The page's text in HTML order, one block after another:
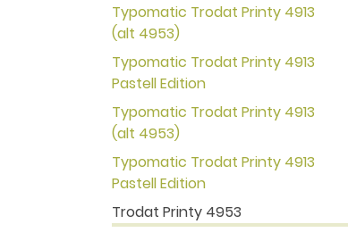
Typomatic Trodat Printy 4913
(alt 4953)
Typomatic Trodat Printy 4913
Pastell Edition
Typomatic Trodat Printy 4913
(alt 4953)
Typomatic Trodat Printy 4913
Pastell Edition
Trodat Printy 4953